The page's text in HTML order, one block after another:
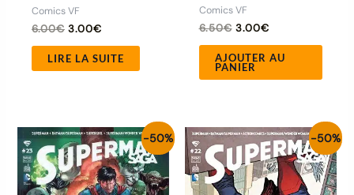
Comics VF
6.00€ 3.00€
LIRE LA SUITE
Comics VF
6.50€ 3.00€
AJOUTER AU
PANIER
-50%
Le
prix
initial
était :
6.00€.
Le
prix
actuel
est :
3.00€.
-50%
Le
prix
initial
était :
6.00€.
Le
prix
actuel
est :
3.00€.